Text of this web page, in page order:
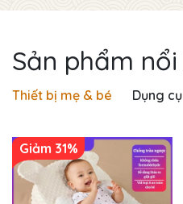
Sản phẩm
Thiết bị mẹ & bé Dụng
Giảm 31%